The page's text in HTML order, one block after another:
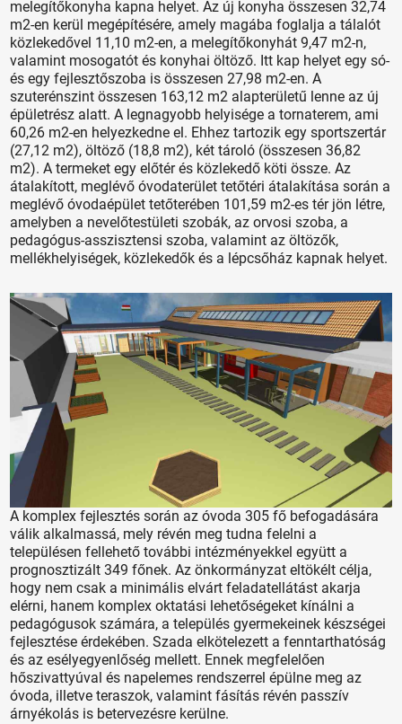
melegítőkonyha kapna helyet. Az új konyha összesen 32,74
m2-en kerül megépítésére, amely magába foglalja a tálalót
közlekedővel 11,10 m2-en, a melegítőkonyhát 9,47 m2-n,
valamint mosogatót és konyhai öltöző. Itt kap helyet egy só-
és egy fejlesztőszoba is összesen 27,98 m2-en. A
szuterénszint összesen 163,12 m2 alapterületű lenne az új
épületrész alatt. A legnagyobb helyisége a tornaterem, ami
60,26 m2-en helyezkedne el. Ehhez tartozik egy sportszertár
(27,12 m2), öltöző (18,8 m2), két tároló (összesen 36,82
m2). A termeket egy előtér és közlekedő köti össze. Az
átalakított, meglévő óvodaterület tetőtéri átalakítása során a
meglévő óvodaépület tetőterében 101,59 m2-es tér jön létre,
amelyben a nevelőtestületi szobák, az orvosi szoba, a
pedagógus-asszisztensi szoba, valamint az öltözők,
mellékhelyiségek, közlekedők és a lépcsőház kapnak helyet.
A komplex fejlesztés során az óvoda 305 fő befogadására
válik alkalmassá, mely révén meg tudna felelni a
településen fellehető további intézményekkel együtt a
prognosztizált 349 főnek. Az önkormányzat eltökélt célja,
hogy nem csak a minimális elvárt feladatellátást akarja
elérni, hanem komplex oktatási lehetőségeket kínálni a
pedagógusok számára, a település gyermekeinek készségei
fejlesztése érdekében. Szada elkötelezett a fenntarthatóság
és az esélyegyenlőség mellett. Ennek megfelelően
hőszivattyúval és napelemes rendszerrel épülne meg az
óvoda, illetve teraszok, valamint fásítás révén passzív
árnyékolás is betervezésre kerülne.